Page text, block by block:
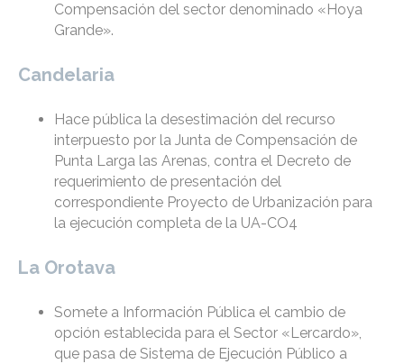
Compensación del sector denominado «Hoya
Grande».
Candelaria
Hace pública la desestimación del recurso
interpuesto por la Junta de Compensación de
Punta Larga las Arenas, contra el Decreto de
requerimiento de presentación del
correspondiente Proyecto de Urbanización para
la ejecución completa de la UA-CO4
La Orotava
Somete a Información Pública el cambio de
opción establecida para el Sector «Lercardo»,
que pasa de Sistema de Ejecución Público a